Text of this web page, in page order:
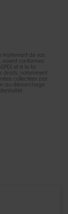
traitement de vos
, soient conformes
et à la loi
droits, notamment
collectées par
au démarchage